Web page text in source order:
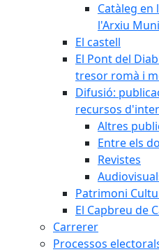
Catàleg en
l'Arxiu
El castell
El Pont del
tresor romà i
Difusió:
recursos
Altres
Entre els
Revistes
Patrimoni
El Capbreu de
Carrerer
Processos